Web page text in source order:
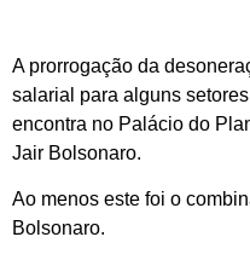
A prorrogação da
salarial para alguns
encontra no Palácio do
Jair Bolsonaro.
Ao menos este foi o
Bolsonaro.